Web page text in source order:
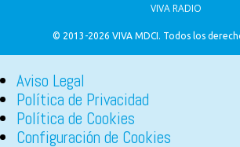
VIVA RADIO
© 2013-2026 VIVA MDCI. Todos los
Aviso Legal
Política de Privacidad
Política de Cookies
Configuración de Cookies